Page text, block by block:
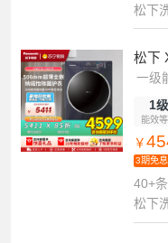
松下
一级
1级
能效
￥
3期免息
40+